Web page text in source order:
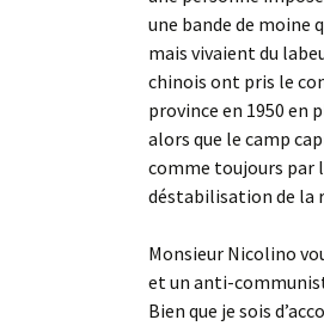
une bande de moine
mais vivaient du
chinois ont pris le
province en 1950 en
alors que le camp
comme toujours par
déstabilisation de
Monsieur Nicolino
et un anti-
Bien que je sois